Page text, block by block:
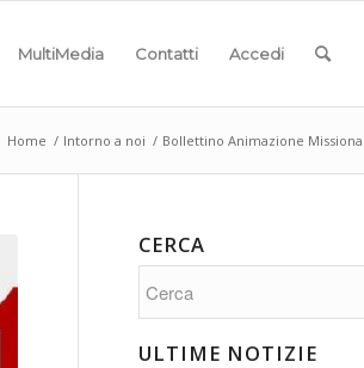
MultiMedia Contatti Accedi
Home / Intorno a noi / Bollettino Animazione
CERCA
ULTIME NOTIZIE